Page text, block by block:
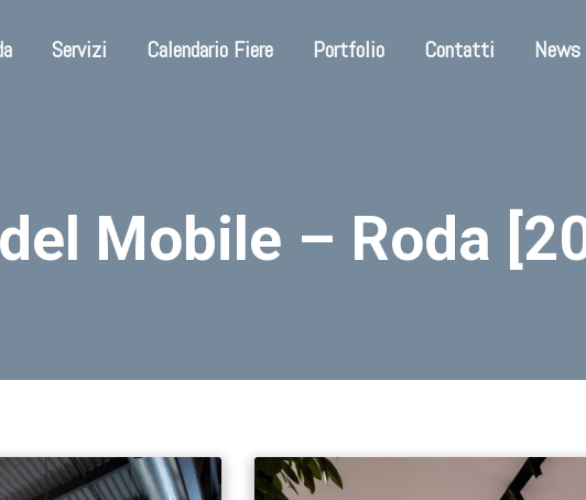
Servizi Calendario Fiere Portfolio Contatti
Mobile – Roda